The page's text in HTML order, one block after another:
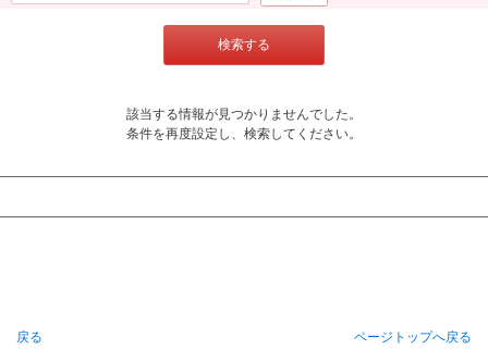
検索する
該当する情報が見つかりませんでした。
条件を再度設定し、検索してください。
戻る ページトップへ戻る